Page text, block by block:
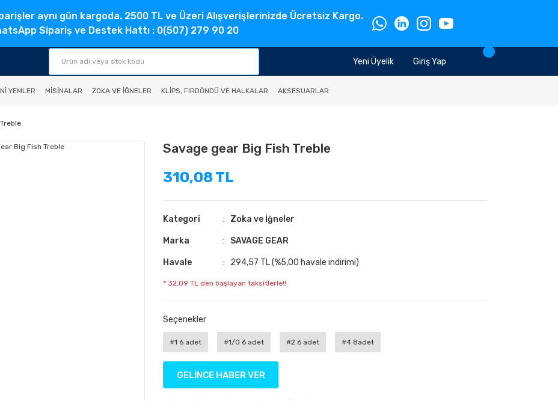
aynı gün kargoda. 2500 TL ve Üzeri Alışverişlerinizde Ücretsiz Kargo.
Sipariş ve Destek Hattı : 0(507) 279 90 20
Giriş Yap
Yeni Üyelik
YEMLER MISINALAR ZOKA VE İĞNELER KLIPS, FIRDÖNDÜ VE HALKALAR AKSESUARLAR
Savage gear Big Fish Treble
310,08 TL
Kategori Zoka ve İğneler
Marka SAVAGE GEAR
Havale 294,57 TL (%5,00 havale indirimi)
* 32,09 TL den başlayan taksitlerle!!
Seçenekler
#1 6 adet #1/0 6 adet #2 6 adet #4 8adet
GELİNCE HABER VER